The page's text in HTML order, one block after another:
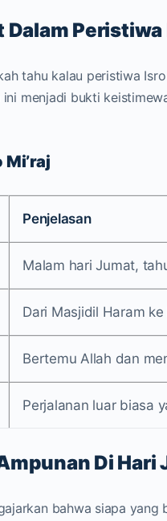
Peristiwa
tahu kalau peristiwa
ini menjadi bukti
Mi’raj
Penjelasan
Malam hari Jumat,
Dari Masjidil Haram
Bertemu Allah dan
Perjalanan luar biasa
Di Hari
bahwa siapa